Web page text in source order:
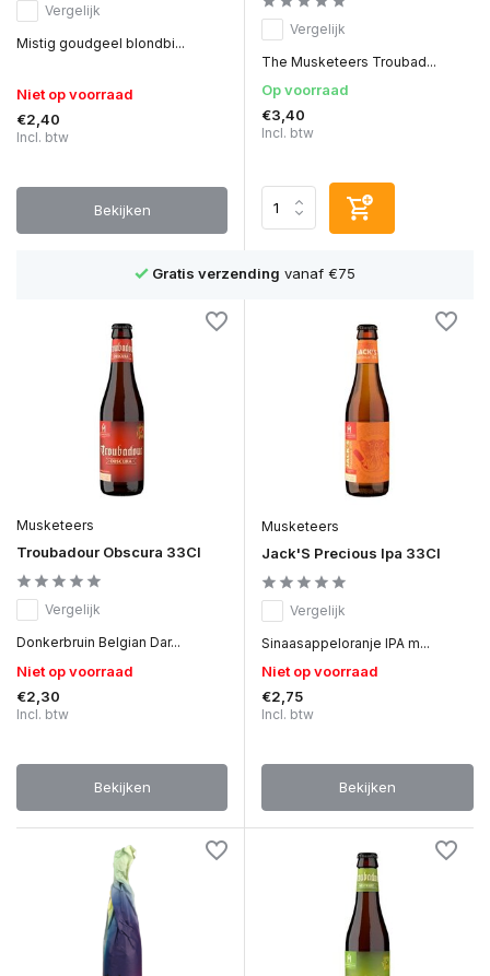
Vergelijk
Mistig goudgeel blondbi...
Niet op voorraad
€2,40
Incl. btw
Bekijken
Vergelijk
The Musketeers Troubad...
Op voorraad
€3,40
Incl. btw
Gratis verzending vanaf €75
Musketeers
Troubadour Obscura 33Cl
Vergelijk
Donkerbruin Belgian Dar...
Niet op voorraad
€2,30
Incl. btw
Bekijken
Musketeers
Jack'S Precious Ipa 33Cl
Vergelijk
Sinaasappeloranje IPA m...
Niet op voorraad
€2,75
Incl. btw
Bekijken